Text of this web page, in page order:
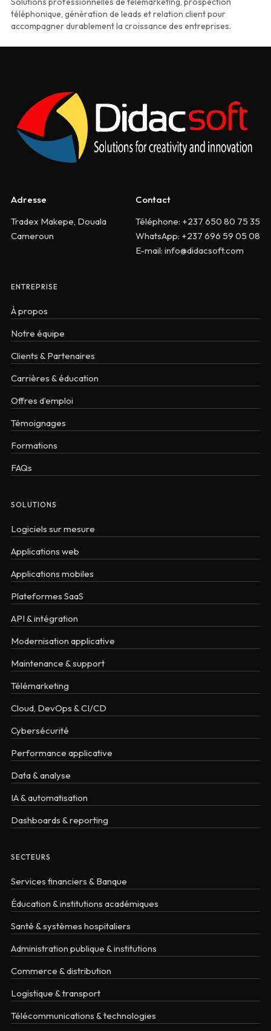
téléphonique, génération de leads et relation client pour
accompagner durablement la croissance des entreprises.
Adresse
Tradex Makepe, Douala
Cameroun
Contact
Téléphone: +237 650 80 75 35
WhatsApp: +237 696 59 05 08
E-mail: info@didacsoft.com
ENTREPRISE
À propos
Notre équipe
Clients & Partenaires
Carrières & éducation
Offres d’emploi
Témoignages
Formations
FAQs
SOLUTIONS
Logiciels sur mesure
Applications web
Applications mobiles
Plateformes SaaS
API & intégration
Modernisation applicative
Maintenance & support
Télémarketing
Cloud, DevOps & CI/CD
Cybersécurité
Performance applicative
Data & analyse
IA & automatisation
Dashboards & reporting
SECTEURS
Services financiers & Banque
Éducation & institutions académiques
Santé & systèmes hospitaliers
Administration publique & institutions
Commerce & distribution
Logistique & transport
Télécommunications & technologies